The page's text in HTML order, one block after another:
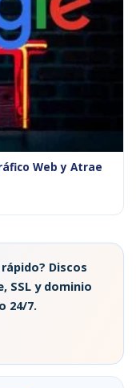
Web y Atrae
Discos
SSL y dominio
24/7.